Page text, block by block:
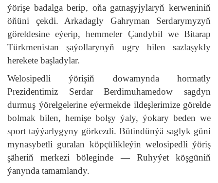
ýörişe badalga berip, oňa gatnaşyjylaryň kerweniniň
öňüni çekdi. Arkadagly Gahryman Serdarymyzyň
göreldesine eýerip, hemmeler Çandybil we Bitarap
Türkmenistan şaýollarynyň ugry bilen sazlaşykly
herekete başladylar.
Welosipedli ýörişiň dowamynda hormatly
Prezidentimiz Serdar Berdimuhamedow sagdyn
durmuş ýörelgelerine eýermekde ildeşlerimize görelde
bolmak bilen, hemişe bolşy ýaly, ýokary beden we
sport taýýarlygyny görkezdi. Bütindünýä saglyk güni
mynasybetli guralan köpçülikleýin welosipedli ýöriş
şäheriň merkezi böleginde — Ruhyýet köşgüniň
ýanynda tamamlandy.